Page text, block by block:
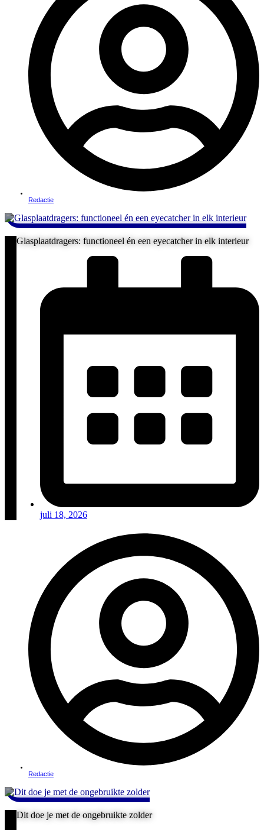
Redactie
Glasplaatdragers: functioneel én een eyecatcher in elk interieur
juli 18, 2026
Redactie
Dit doe je met de ongebruikte zolder